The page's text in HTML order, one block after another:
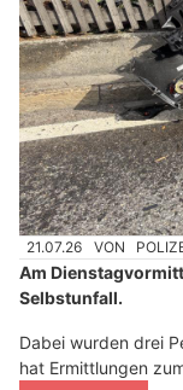
21.07.26 VON
Am
Selbstunfall.
Dabei wurden drei
hat Ermittlungen